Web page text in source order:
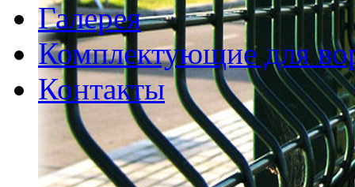
Галерея
Комплектующие для
Контакты